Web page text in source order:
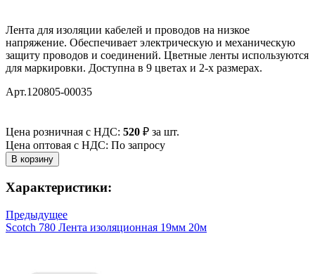
Лента для изоляции кабелей и проводов на низкое
напряжение. Обеспечивает электрическую и механическую
защиту проводов и соединений. Цветные ленты используются
для маркировки. Доступна в 9 цветах и 2-х размерах.
Арт.120805-00035
Цена розничная с НДС: 520 ₽ за шт.
Цена оптовая с НДС: По запросу
Характеристики:
Предыдущее
Scotch 780 Лента изоляционная 19мм 20м